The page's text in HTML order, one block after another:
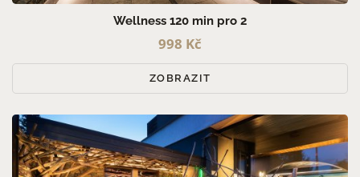
Wellness 120 min pro 2
998 Kč
ZOBRAZIT